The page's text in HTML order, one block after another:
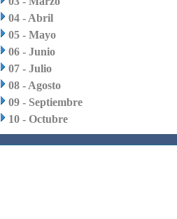
04 - Abril
05 - Mayo
06 - Junio
07 - Julio
08 - Agosto
09 - Septiembre
10 - Octubre